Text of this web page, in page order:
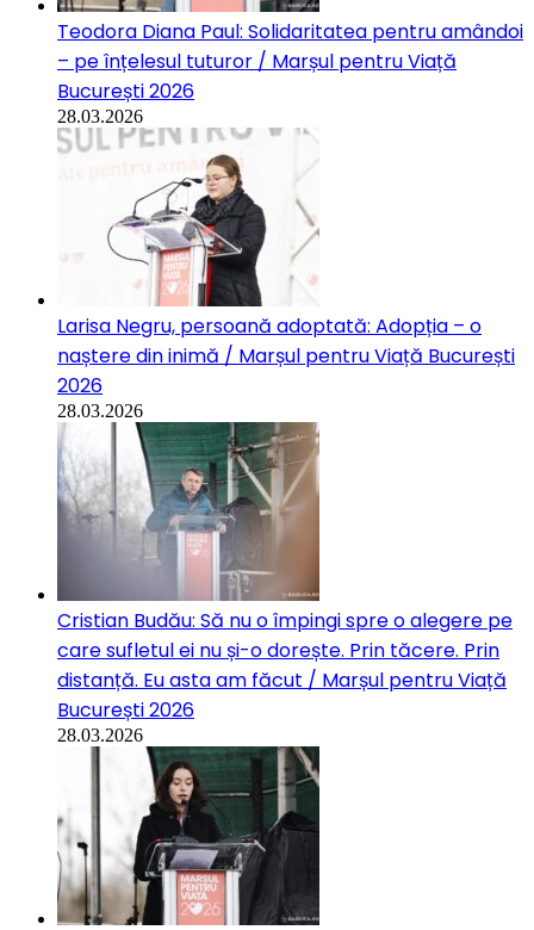
Teodora Diana Paul: Solidaritatea pentru amândoi
– pe înțelesul tuturor / Marșul pentru Viață
București 2026
28.03.2026
Larisa Negru, persoană adoptată: Adopția – o
naștere din inimă / Marșul pentru Viață București
2026
28.03.2026
Cristian Budău: Să nu o împingi spre o alegere pe
care sufletul ei nu și-o dorește. Prin tăcere. Prin
distanță. Eu asta am făcut / Marșul pentru Viață
București 2026
28.03.2026